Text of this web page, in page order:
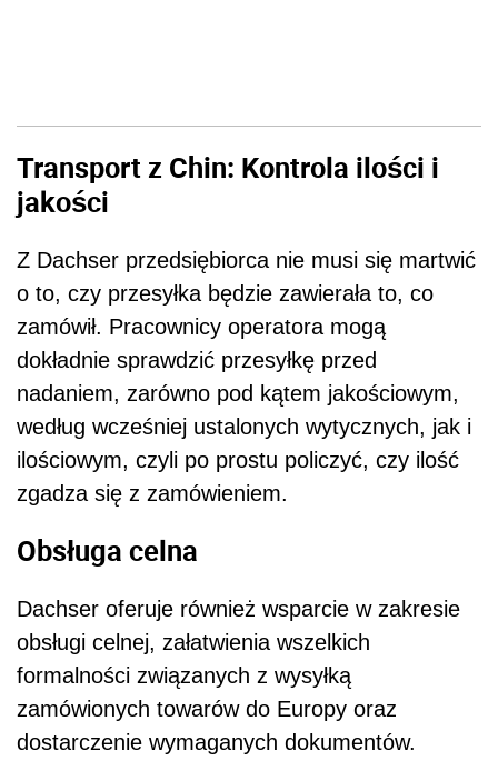
Transport z Chin: Kontrola ilości i
jakości
Z Dachser przedsiębiorca nie musi się martwić
o to, czy przesyłka będzie zawierała to, co
zamówił. Pracownicy operatora mogą
dokładnie sprawdzić przesyłkę przed
nadaniem, zarówno pod kątem jakościowym,
według wcześniej ustalonych wytycznych, jak i
ilościowym, czyli po prostu policzyć, czy ilość
zgadza się z zamówieniem.
Obsługa celna
Dachser oferuje również wsparcie w zakresie
obsługi celnej, załatwienia wszelkich
formalności związanych z wysyłką
zamówionych towarów do Europy oraz
dostarczenie wymaganych dokumentów.